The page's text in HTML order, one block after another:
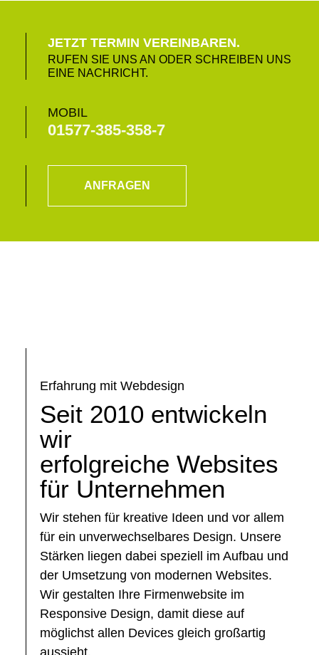
JETZT TERMIN VEREINBAREN.
RUFEN SIE UNS AN ODER SCHREIBEN UNS
EINE NACHRICHT.
MOBIL
01577-385-358-7
ANFRAGEN
Erfahrung mit Webdesign
Seit 2010 entwickeln
wir
erfolgreiche Websites
für Unternehmen
Wir stehen für kreative Ideen und vor allem
für ein unverwechselbares Design. Unsere
Stärken liegen dabei speziell im Aufbau und
der Umsetzung von modernen Websites.
Wir gestalten Ihre Firmenwebsite im
Responsive Design, damit diese auf
möglichst allen Devices gleich großartig
aussieht.